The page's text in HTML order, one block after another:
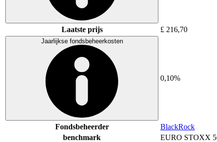
Laatste prijs £ 216,70
Jaarlijkse fondsbeheerkosten
0,10%
Fondsbeheerder
BlackRock
benchmark
EURO STOXX